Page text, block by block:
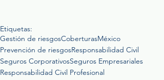
Etiquetas:
Gestión de riesgosCoberturasMéxico
Prevención de riesgosResponsabilidad Civil
Seguros CorporativosSeguros Empresariales
Responsabilidad Civil Profesional